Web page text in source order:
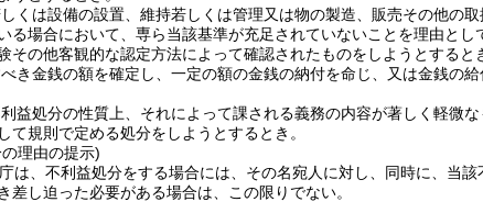
くは設備の設置、維持若しくは管理又は物の製造、販売その他の
る場合において、専ら当該基準が充足されていないことを理由と
その他客観的な認定方法によって確認されたものをしようとすると
き金銭の額を確定し、一定の額の金銭の納付を命じ、又は金銭の
益処分の性質上、それによって課される義務の内容が著しく軽微
て規則で定める処分をしようとするとき。
理由の提示)
は、不利益処分をする場合には、その名宛人に対し、同時に、当該
差し迫った必要がある場合は、この限りでない。